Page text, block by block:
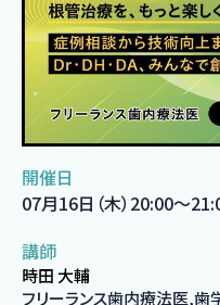
開催日
07月16日（木）20:00〜
講師
時田 大輔
フリーランス歯内療法医,歯